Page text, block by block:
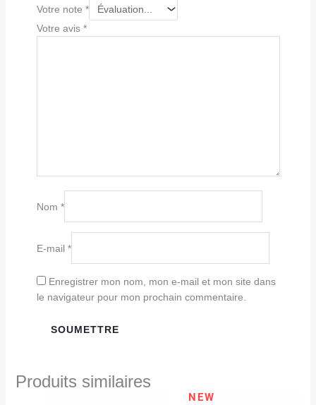
Votre note *
Votre avis *
Nom *
E-mail *
Enregistrer mon nom, mon e-mail et mon site dans
le navigateur pour mon prochain commentaire.
Produits similaires
NEW